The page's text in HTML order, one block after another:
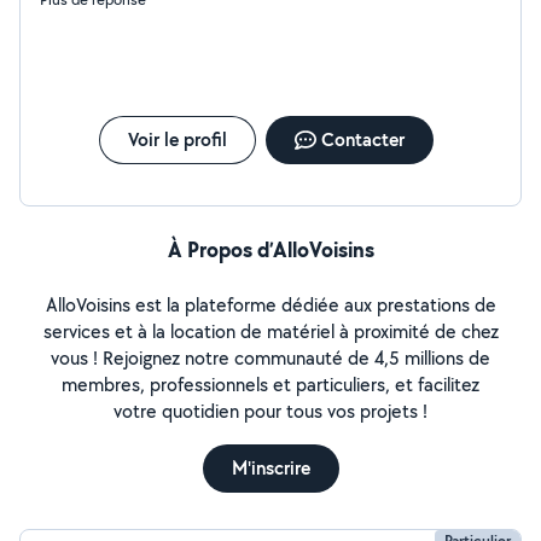
Voir le profil Contacter
À Propos d’AlloVoisins
AlloVoisins est la plateforme dédiée aux prestations de
services et à la location de matériel à proximité de chez
vous ! Rejoignez notre communauté de 4,5 millions de
membres, professionnels et particuliers, et facilitez
votre quotidien pour tous vos projets !
M'inscrire